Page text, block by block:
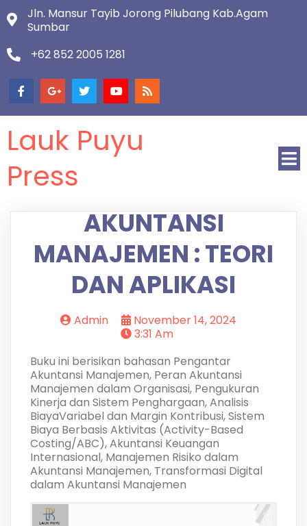
Jln. Mansur Tayib Jorong Pilubang Kab.Agam
Sumbar
+62 852 2005 1281
Lauk Puyu
Press
AKUNTANSI
MANAJEMEN : TEORI
DAN APLIKASI
Admin
November 14, 2024
3:31 Am
Buku ini berisikan bahasan Pengantar
Akuntansi Manajemen, Peran Akuntansi
Manajemen dalam Organisasi, Pengukuran
Kinerja dan Sistem Penghargaan, Analisis
BiayaVariabel dan Margin Kontribusi, Sistem
Biaya Berbasis Aktivitas (Activity-Based
Costing/ABC), Akuntansi Keuangan
Internasional, Manajemen Risiko dalam
Akuntansi Manajemen, Transformasi Digital
dalam Akuntansi Manajemen